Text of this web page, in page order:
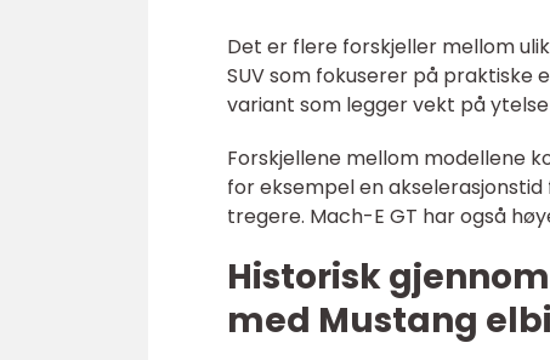
Det er flere forskjeller mellom
SUV som fokuserer på praktiske
variant som legger vekt på
Forskjellene mellom modellene
for eksempel en
tregere. Mach-E GT har også
Historisk
med Mustang